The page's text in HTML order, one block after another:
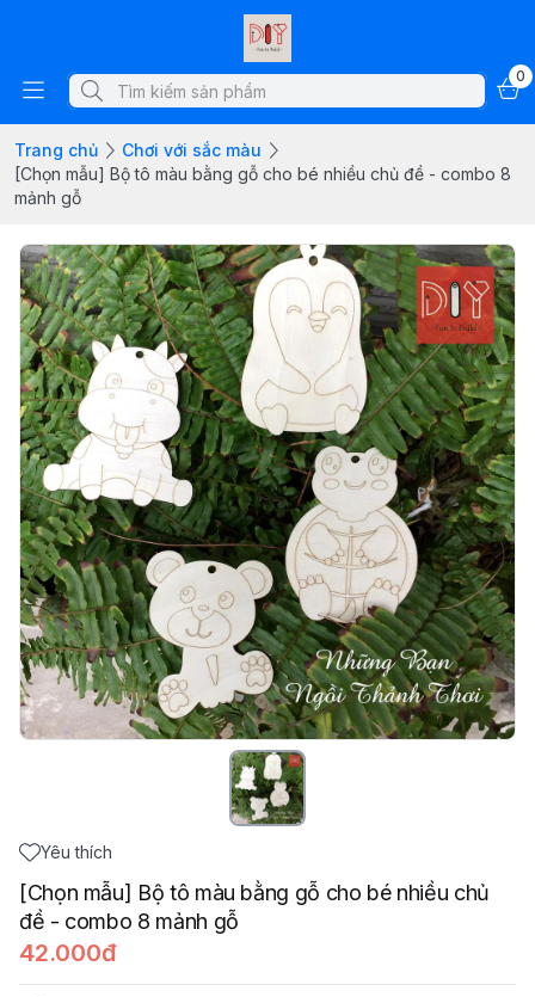
0
Trang chủ
Chơi với sắc màu
[Chọn mẫu] Bộ tô màu bằng gỗ cho bé nhiều chủ đề - combo 8
mảnh gỗ
Yêu thích
[Chọn mẫu] Bộ tô màu bằng gỗ cho bé nhiều chủ
đề - combo 8 mảnh gỗ
42.000đ